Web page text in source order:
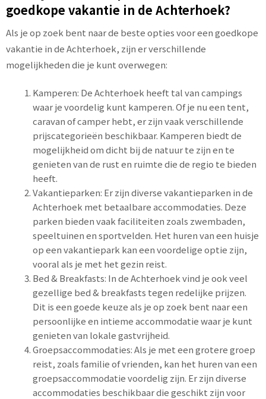
goedkope vakantie in de Achterhoek?
Als je op zoek bent naar de beste opties voor een goedkope
vakantie in de Achterhoek, zijn er verschillende
mogelijkheden die je kunt overwegen:
Kamperen: De Achterhoek heeft tal van campings
waar je voordelig kunt kamperen. Of je nu een tent,
caravan of camper hebt, er zijn vaak verschillende
prijscategorieën beschikbaar. Kamperen biedt de
mogelijkheid om dicht bij de natuur te zijn en te
genieten van de rust en ruimte die de regio te bieden
heeft.
Vakantieparken: Er zijn diverse vakantieparken in de
Achterhoek met betaalbare accommodaties. Deze
parken bieden vaak faciliteiten zoals zwembaden,
speeltuinen en sportvelden. Het huren van een huisje
op een vakantiepark kan een voordelige optie zijn,
vooral als je met het gezin reist.
Bed & Breakfasts: In de Achterhoek vind je ook veel
gezellige bed & breakfasts tegen redelijke prijzen.
Dit is een goede keuze als je op zoek bent naar een
persoonlijke en intieme accommodatie waar je kunt
genieten van lokale gastvrijheid.
Groepsaccommodaties: Als je met een grotere groep
reist, zoals familie of vrienden, kan het huren van een
groepsaccommodatie voordelig zijn. Er zijn diverse
accommodaties beschikbaar die geschikt zijn voor